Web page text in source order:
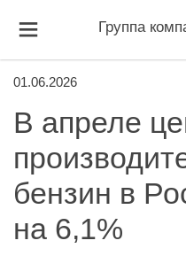
Группа
01.06.2026
В апреле
бензин в
на 6,1%